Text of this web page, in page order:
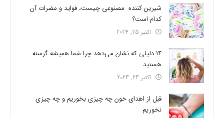
شیرین کننده مصنوعی چیست، فواید و مضرات آن
کدام است؟
اکتبر 25, 2024
14 دلیلی که نشان می‌دهد چرا شما همیشه گرسنه
هستید
اکتبر 24, 2024
قبل از اهدای خون چه چیزی بخوریم و چه چیزی
نخوریم